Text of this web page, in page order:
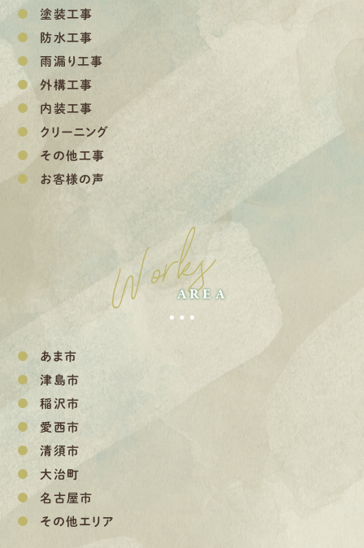
塗装工事
防水工事
雨漏り工事
外構工事
内装工事
クリーニング
その他工事
お客様の声
Works
AREA
あま市
津島市
稲沢市
愛西市
清須市
大治町
名古屋市
その他エリア